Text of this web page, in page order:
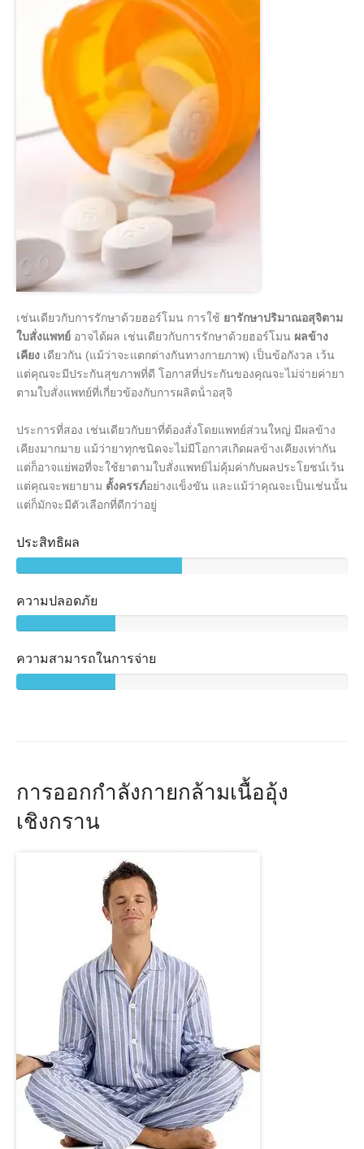
เช่นเดียวกับการรักษาด้วยฮอร์โมน การใช้ ยารักษาปริมาณอสุจิตาม
ใบสั่งแพทย์ อาจได้ผล เช่นเดียวกับการรักษาด้วยฮอร์โมน ผลข้าง
เคียง เดียวกัน (แม้ว่าจะแตกต่างกันทางกายภาพ) เป็นข้อกังวล เว้น
แต่คุณจะมีประกันสุขภาพที่ดี โอกาสที่ประกันของคุณจะไม่จ่ายค่ายา
ตามใบสั่งแพทย์ที่เกี่ยวข้องกับการผลิตน้ําอสุจิ
ประการที่สอง เช่นเดียวกับยาที่ต้องสั่งโดยแพทย์ส่วนใหญ่ มีผลข้าง
เคียงมากมาย แม้ว่ายาทุกชนิดจะไม่มีโอกาสเกิดผลข้างเคียงเท่ากัน
แต่ก็อาจแย่พอที่จะใช้ยาตามใบสั่งแพทย์ไม่คุ้มค่ากับผลประโยชน์เว้น
แต่คุณจะพยายาม ตั้งครรภ์อย่างแข็งขัน และแม้ว่าคุณจะเป็นเช่นนั้น
แต่ก็มักจะมีตัวเลือกที่ดีกว่าอยู่
ประสิทธิผล
ความปลอดภัย
ความสามารถในการจ่าย
การออกกําลังกายกล้ามเนื้ออุ้ง
เชิงกราน